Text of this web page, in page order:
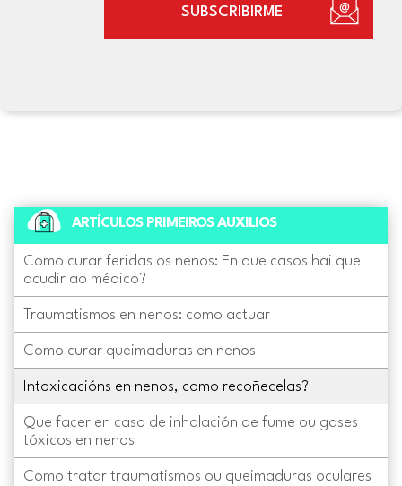
SUBSCRIBIRME
ARTÍCULOS PRIMEIROS AUXILIOS
Como curar feridas os nenos: En que casos hai que
acudir ao médico?
Traumatismos en nenos: como actuar
Como curar queimaduras en nenos
Intoxicacións en nenos, como recoñecelas?
Que facer en caso de inhalación de fume ou gases
tóxicos en nenos
Como tratar traumatismos ou queimaduras oculares